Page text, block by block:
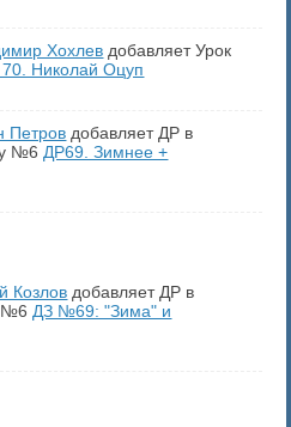
Хохлев добавляет Урок
70. Николай Оцуп
Петров добавляет ДР в
№6 ДР69. Зимнее +
Козлов добавляет ДР в
№6 ДЗ №69: "Зима" и